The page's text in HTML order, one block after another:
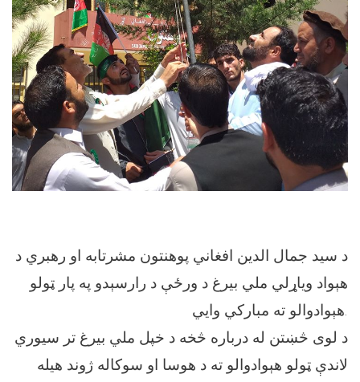
د سيد جمال الدين افغاني پوهنتون مشرتابه او رهبري د
هېواد وياړلي ملي بيرغ د ورځې د رارسېدو په پار ټولو
هېوادوالو ته مبارکي وايي.
د لوی څښتن له درباره څخه د خپل ملي بيرغ تر سیوري
لاندې ټولو هېوادوالو ته د هوسا او سوکاله ژوند هيله